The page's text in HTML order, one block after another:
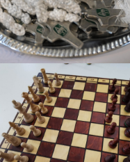
Promocja lektorów A.D.
2023
Szkoła lektora